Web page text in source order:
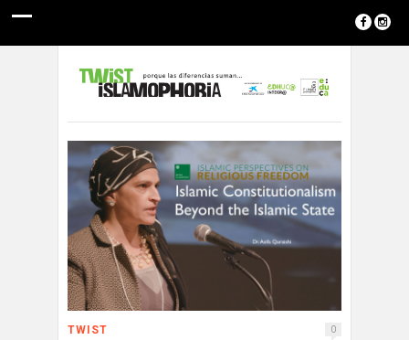
TWIST 0